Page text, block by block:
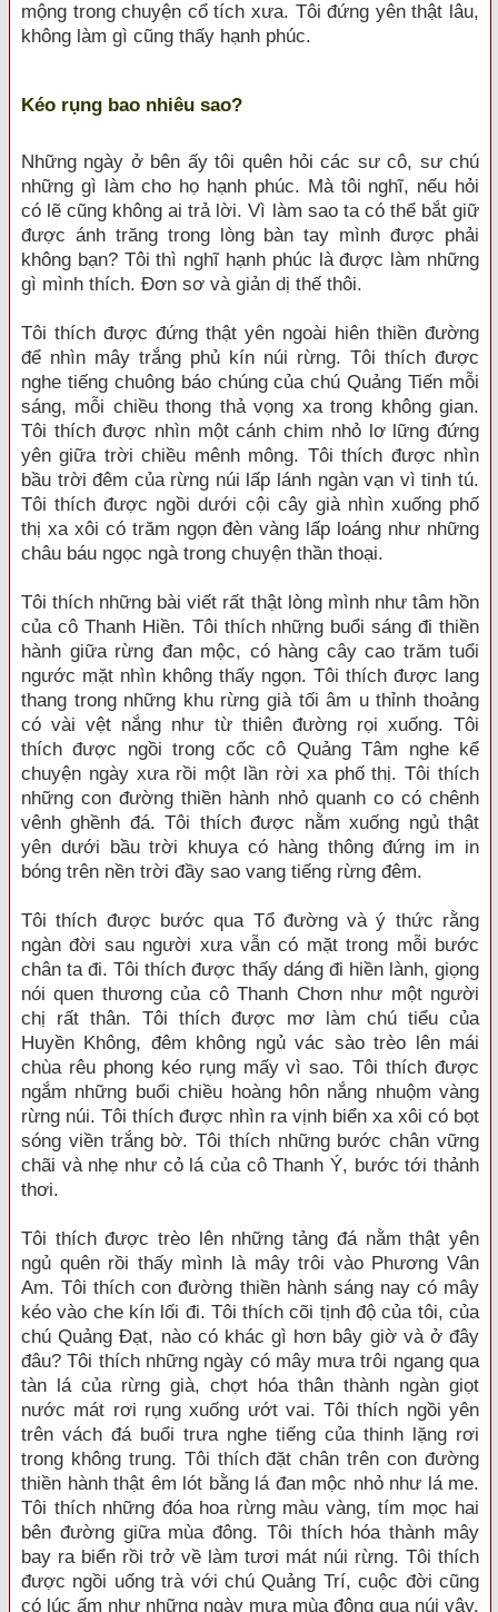
mộng trong chuyện cổ tích xưa. Tôi đứng yên thật lâu,
không làm gì cũng thấy hạnh phúc.
Kéo rụng bao nhiêu sao?
Những ngày ở bên ấy tôi quên hỏi các sư cô, sư chú
những gì làm cho họ hạnh phúc. Mà tôi nghĩ, nếu hỏi
có lẽ cũng không ai trả lời. Vì làm sao ta có thể bắt giữ
được ánh trăng trong lòng bàn tay mình được phải
không bạn? Tôi thì nghĩ hạnh phúc là được làm những
gì mình thích. Đơn sơ và giản dị thế thôi.
Tôi thích được đứng thật yên ngoài hiên thiền đường
để nhìn mây trắng phủ kín núi rừng. Tôi thích được
nghe tiếng chuông báo chúng của chú Quảng Tiến mỗi
sáng, mỗi chiều thong thả vọng xa trong không gian.
Tôi thích được nhìn một cánh chim nhỏ lơ lững đứng
yên giữa trời chiều mênh mông. Tôi thích được nhìn
bầu trời đêm của rừng núi lấp lánh ngàn vạn vì tinh tú.
Tôi thích được ngồi dưới cội cây già nhìn xuống phố
thị xa xôi có trăm ngọn đèn vàng lấp loáng như những
châu báu ngọc ngà trong chuyện thần thoại.
Tôi thích những bài viết rất thật lòng mình như tâm hồn
của cô Thanh Hiền. Tôi thích những buổi sáng đi thiền
hành giữa rừng đan mộc, có hàng cây cao trăm tuổi
ngước mặt nhìn không thấy ngọn. Tôi thích được lang
thang trong những khu rừng già tối âm u thỉnh thoảng
có vài vệt nắng như từ thiên đường rọi xuống. Tôi
thích được ngồi trong cốc cô Quảng Tâm nghe kể
chuyện ngày xưa rồi một lần rời xa phố thị. Tôi thích
những con đường thiền hành nhỏ quanh co có chênh
vênh ghềnh đá. Tôi thích được nằm xuống ngủ thật
yên dưới bầu trời khuya có hàng thông đứng im in
bóng trên nền trời đầy sao vang tiếng rừng đêm.
Tôi thích được bước qua Tổ đường và ý thức rằng
ngàn đời sau người xưa vẫn có mặt trong mỗi bước
chân ta đi. Tôi thích được thấy dáng đi hiền lành, giọng
nói quen thương của cô Thanh Chơn như một người
chị rất thân. Tôi thích được mơ làm chú tiểu của
Huyền Không, đêm không ngủ vác sào trèo lên mái
chùa rêu phong kéo rụng mấy vì sao. Tôi thích được
ngắm những buổi chiều hoàng hôn nắng nhuộm vàng
rừng núi. Tôi thích được nhìn ra vịnh biển xa xôi có bọt
sóng viền trắng bờ. Tôi thích những bước chân vững
chãi và nhẹ như cỏ lá của cô Thanh Ý, bước tới thảnh
thơi.
Tôi thích được trèo lên những tảng đá nằm thật yên
ngủ quên rồi thấy mình là mây trôi vào Phương Vân
Am. Tôi thích con đường thiền hành sáng nay có mây
kéo vào che kín lối đi. Tôi thích cõi tịnh độ của tôi, của
chú Quảng Đạt, nào có khác gì hơn bây giờ và ở đây
đâu? Tôi thích những ngày có mây mưa trôi ngang qua
tàn lá của rừng già, chợt hóa thân thành ngàn giọt
nước mát rơi rụng xuống ướt vai. Tôi thích ngồi yên
trên vách đá buổi trưa nghe tiếng của thinh lặng rơi
trong không trung. Tôi thích đặt chân trên con đường
thiền hành thật êm lót bằng lá đan mộc nhỏ như lá me.
Tôi thích những đóa hoa rừng màu vàng, tím mọc hai
bên đường giữa mùa đông. Tôi thích hóa thành mây
bay ra biển rồi trở về làm tươi mát núi rừng. Tôi thích
được ngồi uống trà với chú Quảng Trí, cuộc đời cũng
có lúc ấm như những ngày mưa mùa đông qua núi vậy.